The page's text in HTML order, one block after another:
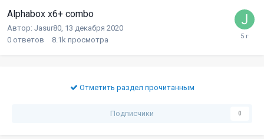
Alphabox x6+ combo
Автор: Jasur80 13 декабря 2020
0 ответов 8.1k просмотра
Отметить раздел прочитанным
Подписчики 0